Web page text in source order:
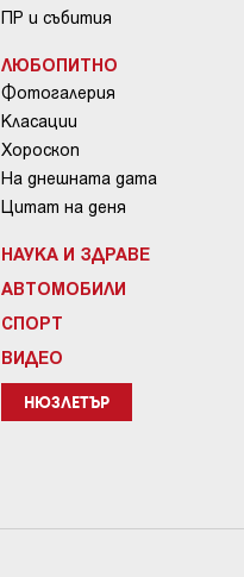
ПР и събития
ЛЮБОПИТНО
Фотогалерия
Класации
Хороскоп
На днешната дата
Цитат на деня
НАУКА И ЗДРАВЕ
АВТОМОБИЛИ
СПОРТ
ВИДЕО
НЮЗЛЕТЪР